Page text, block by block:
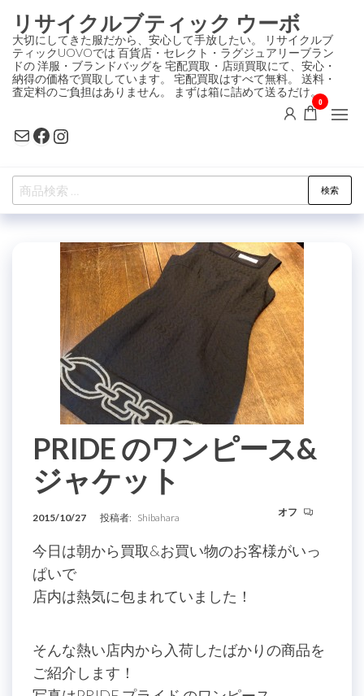
ン
テ
ン
ツ
プ
リサイクルブティック ウーボ
大切にしてきた服だから、安心して手放したい。 リサイクルブ
ティックUOVOでは 百貨店・セレクト・ラグジュアリーブラン
ドの 洋服・ブランドバッグを 宅配買取・店頭買取にて、安心・
納得の価格で買取しています。 宅配買取はすべて無料。 送料・
査定料のご負担はありません。 まずは箱に詰めて送るだけ。
MailFacebook
Instagram
0
検
索
検索
PRIDE のワンピース&
ジャケット
2015/10/27 投稿者: Shibahara オフ
今日は朝から買取&お買い物のお客様がいっ
ぱいで
店内は熱気に包まれていました！
そんな熱い店内から入荷したばかりの商品を
ご紹介します！